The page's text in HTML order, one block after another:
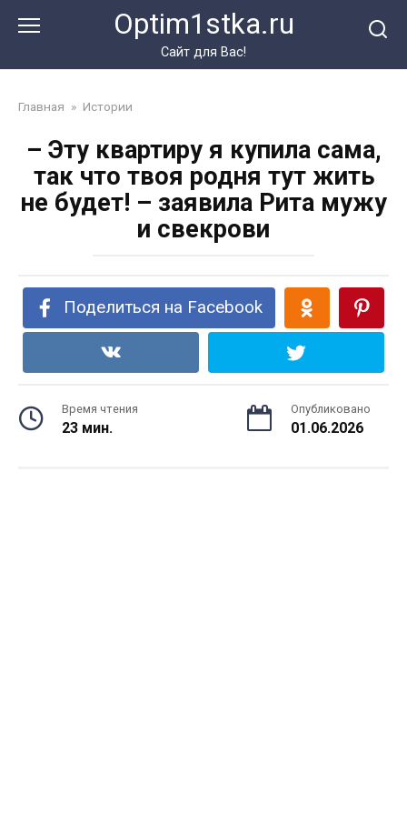
Optim1stka.ru
Сайт для Вас!
Главная » Истории
– Эту квартиру я купила сама,
так что твоя родня тут жить
не будет! – заявила Рита мужу
и свекрови
Поделиться на Facebook
Время чтения
23 мин.
Опубликовано
01.06.2026